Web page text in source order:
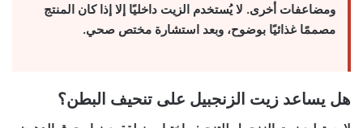
ومضاعفات أخرى. لا يُستخدم الزيت داخليًا إلا إذا كان المنتج
مصممًا غذائيًا بوضوح، وبعد استشارة مختص صحي.
هل يساعد زيت الزنجبيل على تنحيف البطن؟